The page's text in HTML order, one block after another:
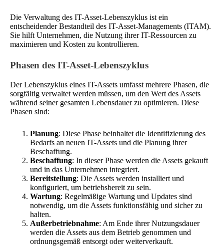
Die Verwaltung des IT-Asset-Lebenszyklus ist ein
entscheidender Bestandteil des IT-Asset-Managements (ITAM).
Sie hilft Unternehmen, die Nutzung ihrer IT-Ressourcen zu
maximieren und Kosten zu kontrollieren.
Phasen des IT-Asset-Lebenszyklus
Der Lebenszyklus eines IT-Assets umfasst mehrere Phasen, die
sorgfältig verwaltet werden müssen, um den Wert des Assets
während seiner gesamten Lebensdauer zu optimieren. Diese
Phasen sind:
Planung: Diese Phase beinhaltet die Identifizierung des
Bedarfs an neuen IT-Assets und die Planung ihrer
Beschaffung.
Beschaffung: In dieser Phase werden die Assets gekauft
und in das Unternehmen integriert.
Bereitstellung: Die Assets werden installiert und
konfiguriert, um betriebsbereit zu sein.
Wartung: Regelmäßige Wartung und Updates sind
notwendig, um die Assets funktionsfähig und sicher zu
halten.
Außerbetriebnahme: Am Ende ihrer Nutzungsdauer
werden die Assets aus dem Betrieb genommen und
ordnungsgemäß entsorgt oder weiterverkauft.